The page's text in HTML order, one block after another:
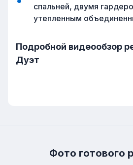
спальней, двумя
утепленным
Подробной видеообзор
Дуэт
Фото готового